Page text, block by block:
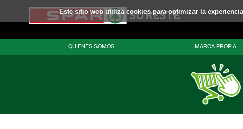
Este sitio web utiliza cookies para optimizar la
QUIENES SOMOS MARCA PROPIA